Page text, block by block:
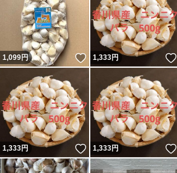
1,099円 いいね！
1,333円
1,333円 いいね！
1,333円